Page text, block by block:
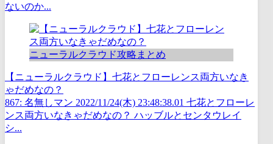
ないのか...
ニューラルクラウド攻略まとめ
【ニューラルクラウド】七花とフローレンス両方いなき
ゃだめなの？
867: 名無しマン 2022/11/24(木) 23:48:38.01 七花とフローレ
ンス両方いなきゃだめなの？ ハッブルとセンタウレイ
シ...